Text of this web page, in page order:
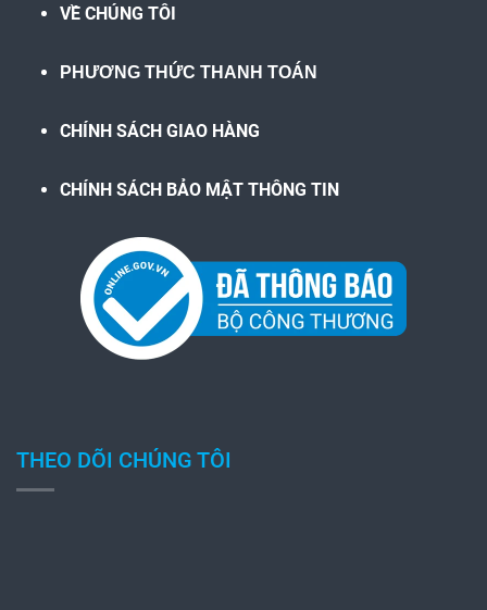
VỀ CHÚNG TÔI
PHƯƠNG THỨC THANH TOÁN
CHÍNH SÁCH GIAO HÀNG
CHÍNH SÁCH BẢO MẬT THÔNG TIN
THEO DÕI CHÚNG TÔI